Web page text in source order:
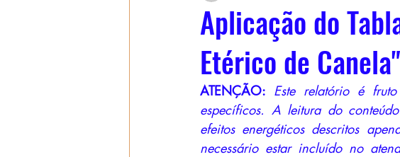
Aplicação do
Etérico de
ATENÇÃO: Este relatório é
específicos. A leitura do
efeitos energéticos descritos
necessário estar incluído no